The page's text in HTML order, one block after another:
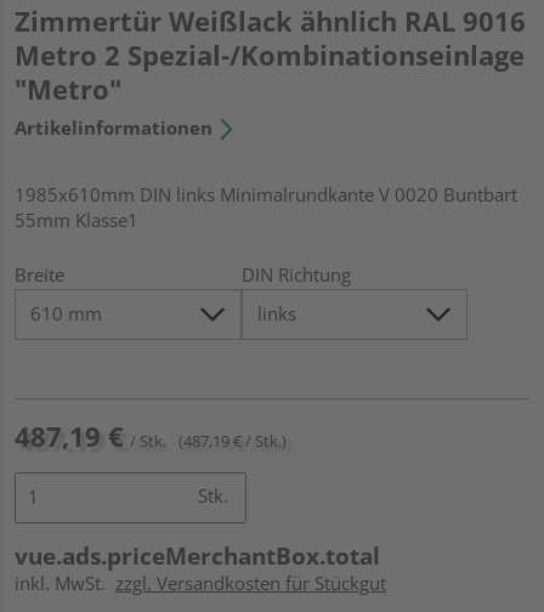
Zimmertür Weißlack ähnlich RAL 9016
Metro 2 Spezial-/Kombinationseinlage
"Metro"
Artikelinformationen
1985x610mm DIN links Minimalrundkante V 0020 Buntbart
55mm Klasse1
Breite DIN Richtung
487,19 € / Stk. (487,19 € / Stk.)
Stk.
vue.ads.priceMerchantBox.total
inkl. MwSt. zzgl. Versandkosten für Stückgut